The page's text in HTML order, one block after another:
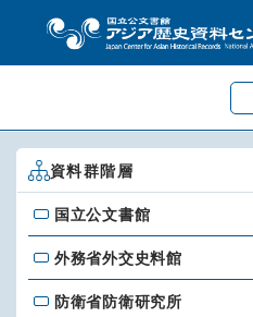
資料群階層
国立公文書館
国立公文書館
外務省外交史料館
外務省外交史料館
防衛省防衛研究所
防衛省防衛研究所